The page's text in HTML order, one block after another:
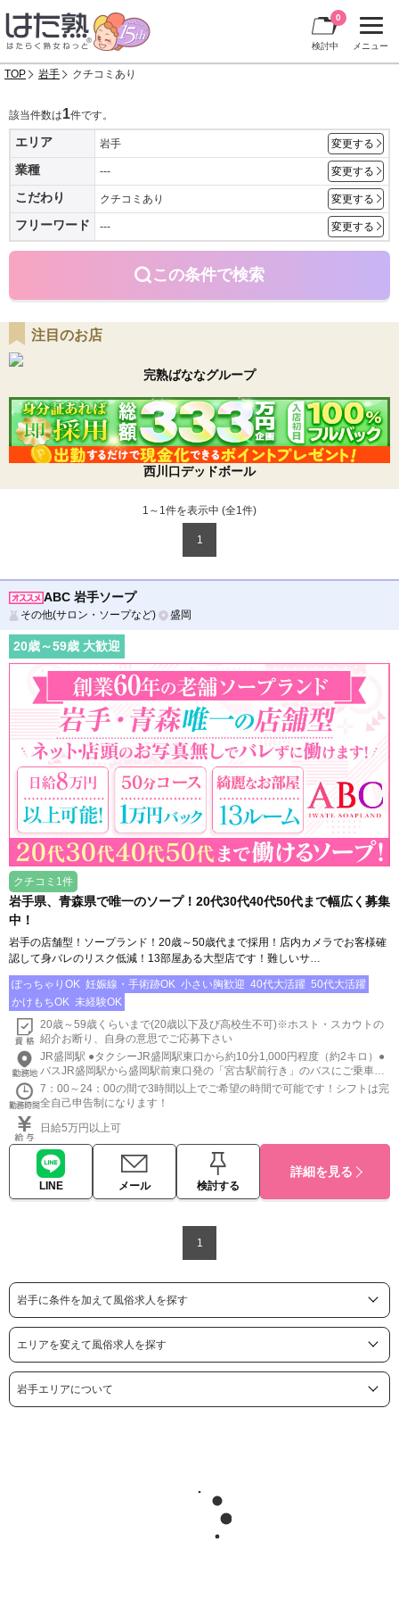
メニュー
検討中
0
TOP 岩手 クチコミあり
該当件数は1件です。
エリア 岩手 変更する
業種 --- 変更する
こだわり クチコミあり 変更する
フリーワード --- 変更する
この条件で検索
注目のお店
完熟ばななグループ
西川口デッドボール
1～1件を表示中 (全1件)
1
ABC 岩手ソープ
その他(サロン・ソープなど) 盛岡
20歳～59歳 大歓迎
クチコミ1件
岩手県、青森県で唯一のソープ！20代30代40代50代まで幅広く募集
中！
岩手の店舗型！ソープランド！20歳～50歳代まで採用！店内カメラでお客様確
認して身バレのリスク低減！13部屋ある大型店です！難しいサ…
ぽっちゃりOK 妊娠線・手術跡OK 小さい胸歓迎 40代大活躍 50代大活躍
かけもちOK 未経験OK
20歳～59歳くらいまで(20歳以下及び高校生不可)※ホスト・スカウトの
紹介お断り、自身の意思でご応募下さい
JR盛岡駅 ●タクシーJR盛岡駅東口から約10分1,000円程度（約2キロ）●
バスJR盛岡駅から盛岡駅前東口発の「宮古駅前行き」のバスにご乗車い
ただき「盛岡バスセンター」で下車し、徒歩3分の場所にABCがございま
す。※交通アクセスの詳細は公式サイト認証ページの下部をご確認下さ
7：00～24：00の間で3時間以上でご希望の時間で可能です！シフトは完
全自己申告制になります！
日給5万円以上可
LINE メール 検討する
詳細を見る
1
岩手に条件を加えて風俗求人を探す
エリアを変えて風俗求人を探す
岩手エリアについて